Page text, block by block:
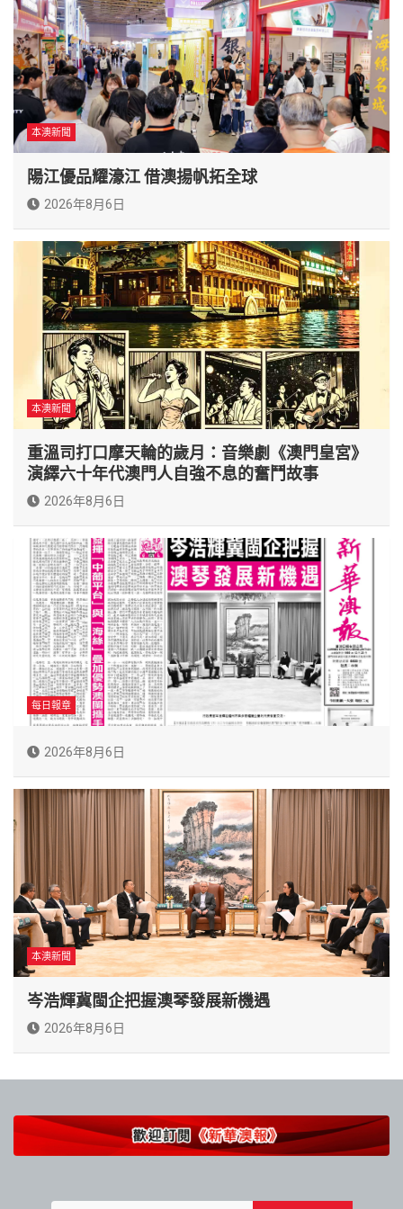
本澳新聞
陽江優品耀濠江 借澳揚帆拓全球
2026年8月6日
本澳新聞
重溫司打口摩天輪的歲月：音樂劇《澳門皇宮》
演繹六十年代澳門人自強不息的奮鬥故事
2026年8月6日
每日報章
2026年8月6日
本澳新聞
岑浩輝冀閩企把握澳琴發展新機遇
2026年8月6日